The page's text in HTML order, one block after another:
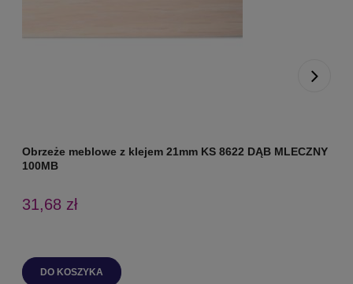
Obrzeże meblowe z klejem 21mm KS 8622 DĄB MLECZNY
100MB
31,68 zł
DO KOSZYKA